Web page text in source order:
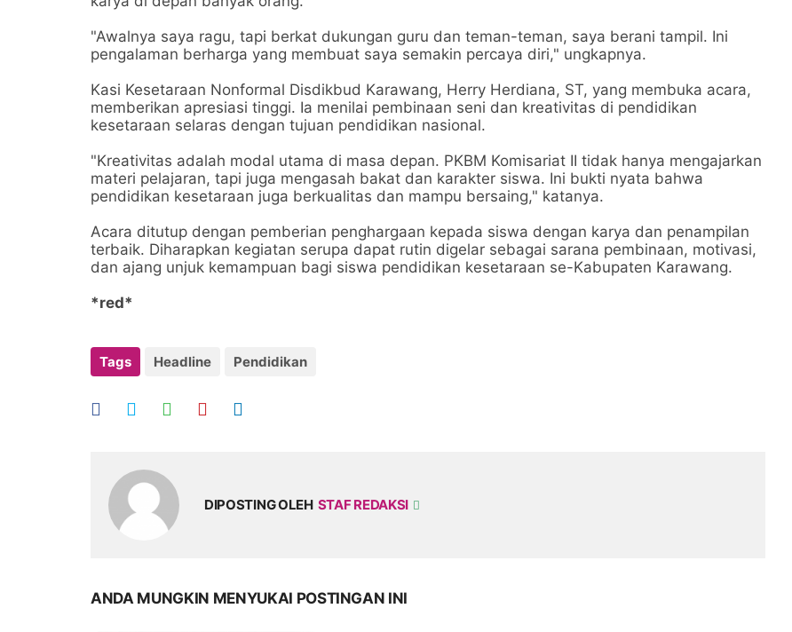
"Awalnya saya ragu, tapi berkat dukungan guru dan teman-teman, saya berani tampil. Ini
pengalaman berharga yang membuat saya semakin percaya diri," ungkapnya.
Kasi Kesetaraan Nonformal Disdikbud Karawang, Herry Herdiana, ST, yang membuka acara,
memberikan apresiasi tinggi. Ia menilai pembinaan seni dan kreativitas di pendidikan
kesetaraan selaras dengan tujuan pendidikan nasional.
"Kreativitas adalah modal utama di masa depan. PKBM Komisariat II tidak hanya mengajarkan
materi pelajaran, tapi juga mengasah bakat dan karakter siswa. Ini bukti nyata bahwa
pendidikan kesetaraan juga berkualitas dan mampu bersaing," katanya.
Acara ditutup dengan pemberian penghargaan kepada siswa dengan karya dan penampilan
terbaik. Diharapkan kegiatan serupa dapat rutin digelar sebagai sarana pembinaan, motivasi,
dan ajang unjuk kemampuan bagi siswa pendidikan kesetaraan se-Kabupaten Karawang.
*red*
Tags Headline Pendidikan
DIPOSTING OLEH STAF REDAKSI
ANDA MUNGKIN MENYUKAI POSTINGAN INI